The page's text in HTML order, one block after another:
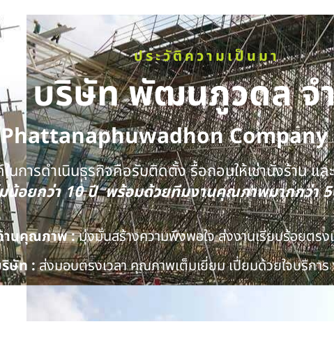
ประวัติความเป็นมา
บริษัท พัฒนภูวดล จ
ในการดำเนินธุรกิจคือรับติดตั้ง รื้อถอนให้เช่านั่งร้าน
ม่น้อยกว่า 10 ปี พร้อมด้วยทีมงานคุณภาพมากกว่า
านคุณภาพ :มุ่งมั่นสร้างความพึงพอใจ ส่งงานเรียบร้อยตร
ษัท :ส่งมอบตรงเวลา คุณภาพเต็มเยี่ยม เปี่ยมด้วยใจบริกา